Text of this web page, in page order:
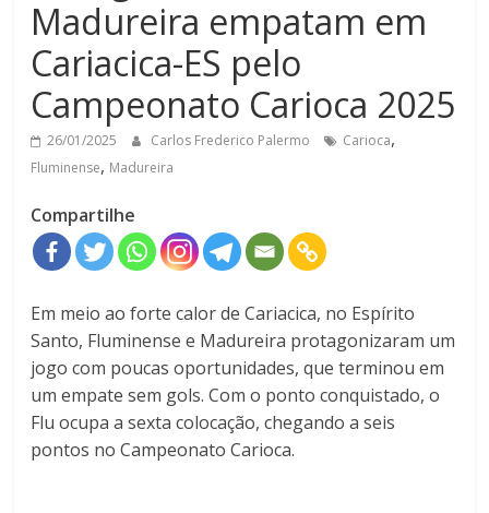
Madureira empatam em
Cariacica-ES pelo
Campeonato Carioca 2025
26/01/2025 Carlos Frederico Palermo Carioca,
Fluminense, Madureira
Compartilhe
Em meio ao forte calor de Cariacica, no Espírito
Santo, Fluminense e Madureira protagonizaram um
jogo com poucas oportunidades, que terminou em
um empate sem gols. Com o ponto conquistado, o
Flu ocupa a sexta colocação, chegando a seis
pontos no Campeonato Carioca.